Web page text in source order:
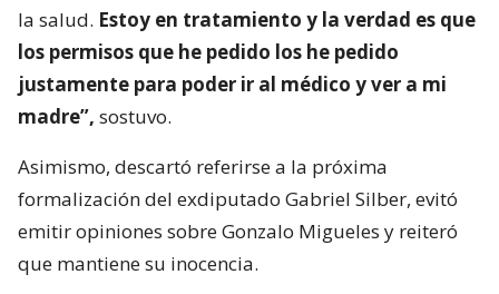
la salud. Estoy en tratamiento y la verdad es que
los permisos que he pedido los he pedido
justamente para poder ir al médico y ver a mi
madre”, sostuvo.
Asimismo, descartó referirse a la próxima
formalización del exdiputado Gabriel Silber, evitó
emitir opiniones sobre Gonzalo Migueles y reiteró
que mantiene su inocencia.